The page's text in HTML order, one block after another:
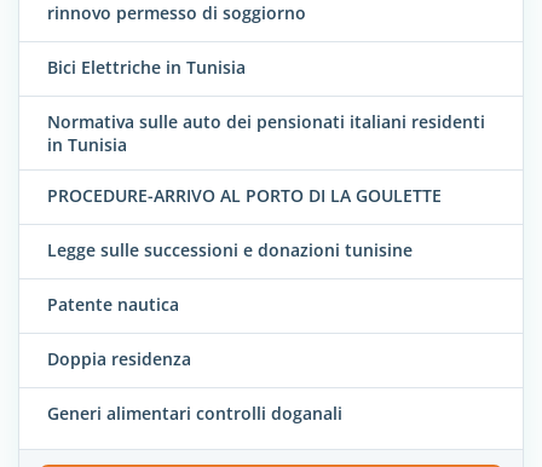
rinnovo permesso di soggiorno
Bici Elettriche in Tunisia
Normativa sulle auto dei pensionati italiani residenti
in Tunisia
PROCEDURE-ARRIVO AL PORTO DI LA GOULETTE
Legge sulle successioni e donazioni tunisine
Patente nautica
Doppia residenza
Generi alimentari controlli doganali